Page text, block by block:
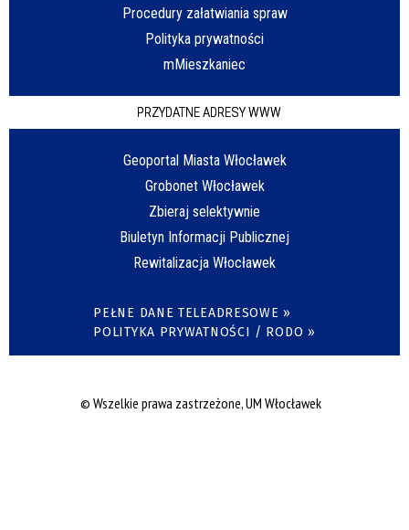
Procedury załatwiania spraw
Polityka prywatności
mMieszkaniec
PRZYDATNE ADRESY WWW
Geoportal Miasta Włocławek
Grobonet Włocławek
Zbieraj selektywnie
Biuletyn Informacji Publicznej
Rewitalizacja Włocławek
PEŁNE DANE TELEADRESOWE »
POLITYKA PRYWATNOŚCI / RODO »
© Wszelkie prawa zastrzeżone, UM Włocławek